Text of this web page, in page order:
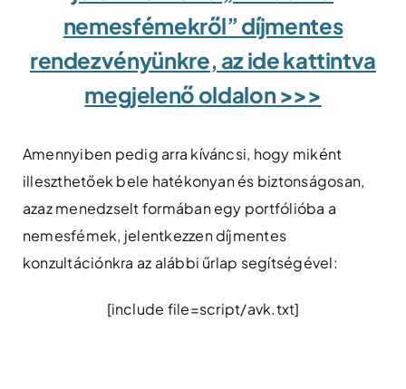
nemesfémekről” díjmentes
rendezvényünkre, az ide kattintva
megjelenő oldalon >>>
Amennyiben pedig arra kíváncsi, hogy miként
illeszthetőek bele hatékonyan és biztonságosan,
azaz menedzselt formában egy portfólióba a
nemesfémek, jelentkezzen díjmentes
konzultációnkra az alábbi űrlap segítségével:
[include file=script/avk.txt]